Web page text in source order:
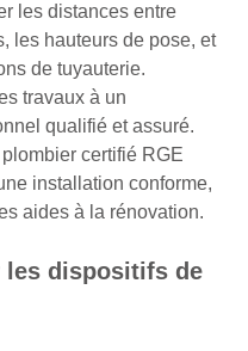
les distances entre
les hauteurs de pose, et
de tuyauterie.
travaux à un
qualifié et assuré.
certifié RGE
installation conforme,
aides à la rénovation.
les dispositifs de